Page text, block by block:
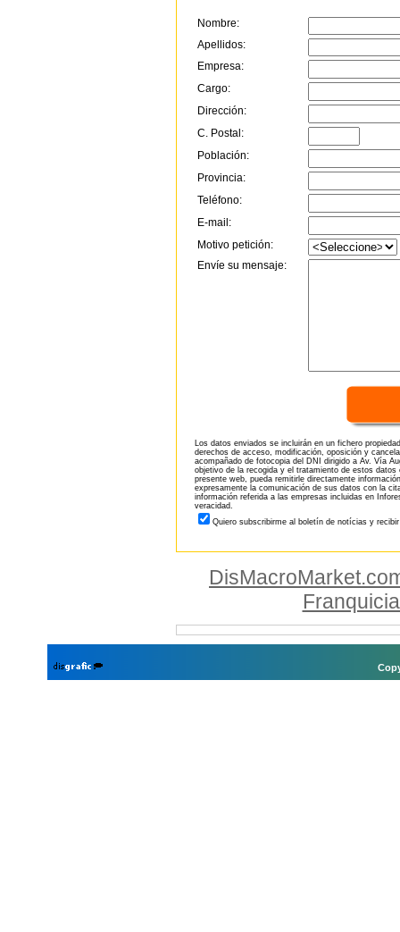
Nombre:
Apellidos:
Empresa:
Cargo:
Dirección:
C. Postal:
Población:
Provincia:
Teléfono:
E-mail:
Motivo petición:
Envíe su mensaje:
Los datos enviados se incluirán en un fichero
derechos de acceso, modificación, oposición y
acompañado de fotocopia del DNI dirigido a Av. Vía
objetivo de la recogida y el tratamiento de estos
presente web, pueda remitirle directamente
expresamente la comunicación de sus datos con la
información referida a las empresas incluidas en
veracidad.
Quiero subscribirme al boletín de notícias y